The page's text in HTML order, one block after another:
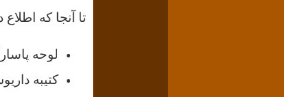
تا آنجا که
لوحه
کتیبه